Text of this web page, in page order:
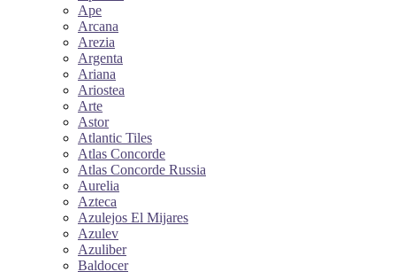
Ape
Arcana
Arezia
Argenta
Ariana
Ariostea
Arte
Astor
Atlantic Tiles
Atlas Concorde
Atlas Concorde Russia
Aurelia
Azteca
Azulejos El Mijares
Azulev
Azuliber
Baldocer